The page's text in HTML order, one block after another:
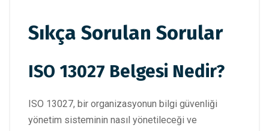
Sıkça Sorulan Sorular
ISO 13027 Belgesi Nedir?
ISO 13027, bir organizasyonun bilgi güvenliği
yönetim sisteminin nasıl yönetileceği ve